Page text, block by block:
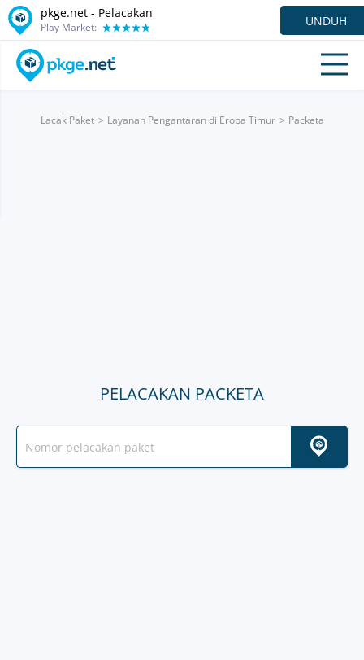
pkge.net - Pelacakan
Play Market: UNDUH
Lacak Paket Layanan Pengantaran di Eropa Timur Packeta
PELACAKAN PACKETA